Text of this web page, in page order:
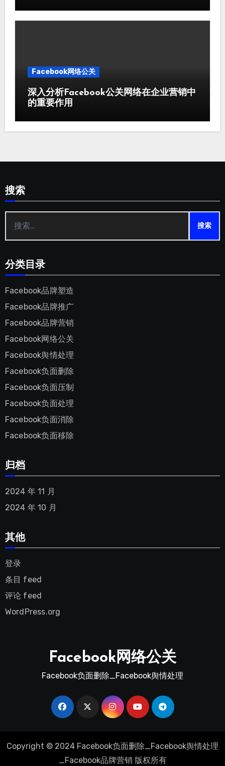
Facebook网络公关
深入分析Facebook公关网络在企业营销中
的重要作用
搜索
索：
分类目录
Facebook品牌塑造
Facebook品牌推广
Facebook品牌营销
Facebook网络公关
Facebook舆情处理
Facebook负面删除
Facebook负面压制
Facebook负面处理
Facebook负面消除
Facebook负面移除
归档
2024 年 11 月
2024 年 10 月
其他
登录
条目 feed
评论 feed
WordPress.org
Facebook网络公关
Facebook负面删除_Facebook舆情处理
Copyright © 2024 Facebook负面删除_Facebook舆情处理
_Facebook品牌营销 版权所有